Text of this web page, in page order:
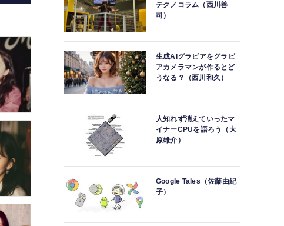
テクノコラム（西川善
司）
生成AIグラビアをグラビ
アカメラマンが作るとど
うなる？（西川和久）
人知れず消えていったマ
イナーCPUを語ろう（大
原雄介）
Google Tales（佐藤由紀
子）